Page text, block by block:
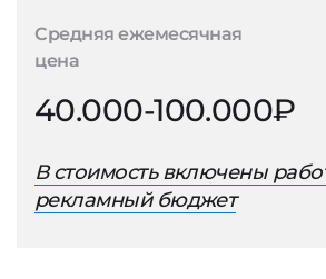
Средняя ежемесячная
цена
40.000-100.000₽
В стоимость включены
рекламный бюджет